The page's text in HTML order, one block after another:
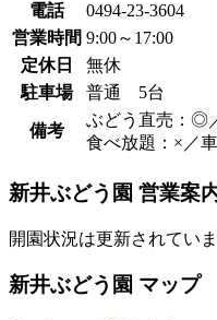
電話
0494-23-3604
営業時間 9:00～17:00
定休日
無休
駐車場
普通 5台
備考
ぶどう直売：◎
食べ放題：×／
新井ぶどう園 営業案
開園状況は更新されてい
新井ぶどう園 マップ